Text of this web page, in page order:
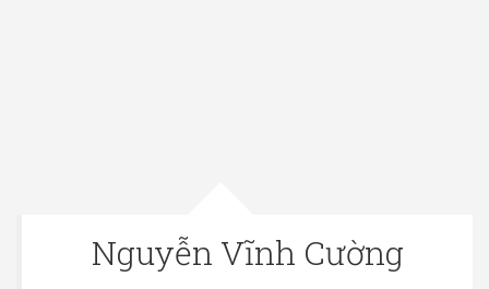
Nguyễn Vĩnh Cường